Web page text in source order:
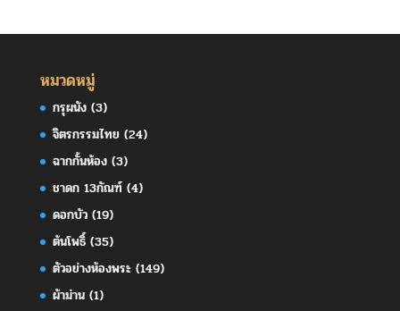
หมวดหมู่
กรุผนัง(3)
จิตรกรรมไทย (24)
ฉากกั้นห้อง(3)
ชาดก 13กัณฑ์(4)
ดอกบัว(19)
ต้นโพธิ์(35)
ตัวอย่างห้องพระ(149)
ผ้าม่าน(1)